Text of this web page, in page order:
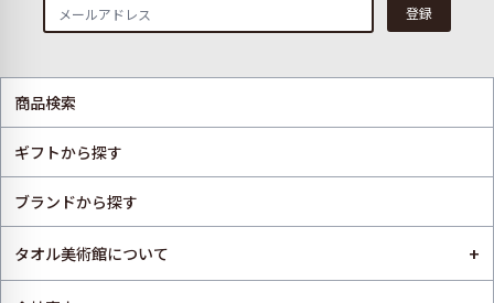
登録
商品検索
ギフトから探す
ブランドから探す
タオル美術館について +